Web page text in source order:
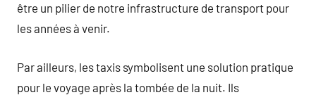
être un pilier de notre infrastructure de transport pour
les années à venir.
Par ailleurs, les taxis symbolisent une solution pratique
pour le voyage après la tombée de la nuit. Ils